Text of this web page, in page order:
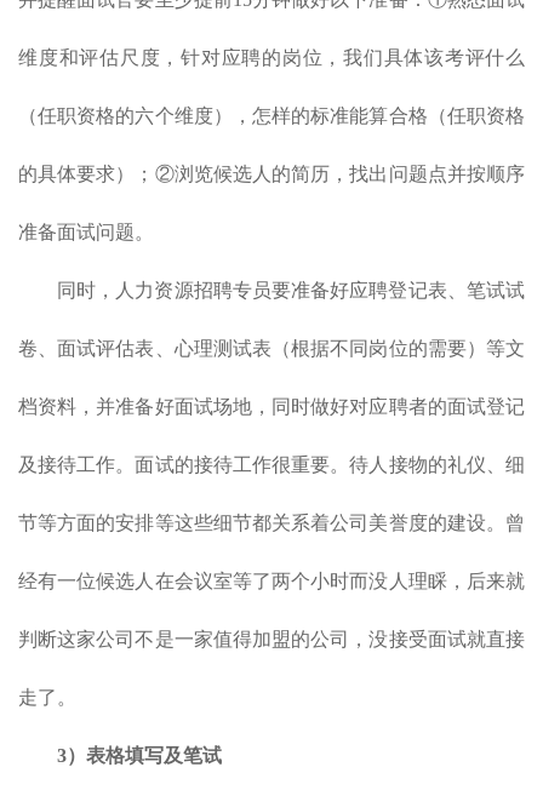
维度和评估尺度，针对应聘的岗位，我们具体该考评什么
（任职资格的六个维度），怎样的标准能算合格（任职资格
的具体要求）；②浏览候选人的简历，找出问题点并按顺序
准备面试问题。
同时，人力资源招聘专员要准备好应聘登记表、笔试试
卷、面试评估表、心理测试表（根据不同岗位的需要）等文
档资料，并准备好面试场地，同时做好对应聘者的面试登记
及接待工作。面试的接待工作很重要。待人接物的礼仪、细
节等方面的安排等这些细节都关系着公司美誉度的建设。曾
经有一位候选人在会议室等了两个小时而没人理睬，后来就
判断这家公司不是一家值得加盟的公司，没接受面试就直接
走了。
3） 表格填写及笔试